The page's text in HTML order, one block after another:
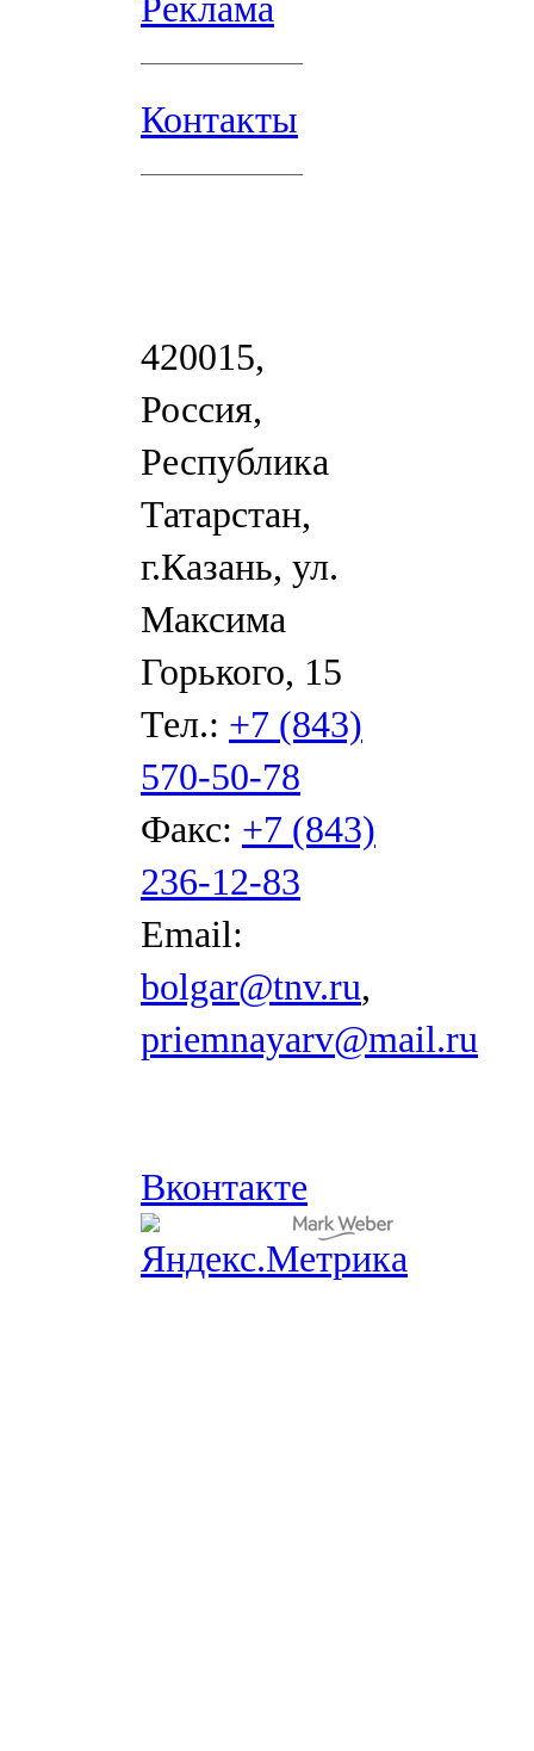
Контакты
420015,
Россия,
Республика
Татарстан,
г.Казань, ул.
Максима
Горького, 15
Тел.: +7 (843)
570-50-78
Факс: +7 (843)
236-12-83
Email:
bolgar@tnv.ru,
priemnayarv@mail.ru
Вконтакте